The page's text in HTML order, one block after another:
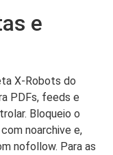
e
X-Robots do
PDFs, feeds e
Bloqueio o
noarchive e,
nofollow. Para as